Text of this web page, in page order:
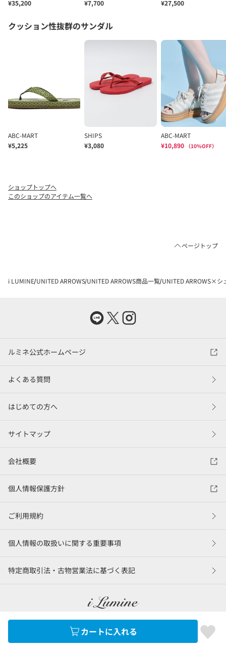
カートに入れる
ショップトップへ
このショップのアイテム一覧へ
ページトップ
i LUMINE UNITED ARROWS UNITED ARROWS商品一覧 UNITED ARROWS×シ
ルミネ公式ホームページ
よくある質問
はじめての方へ
サイトマップ
会社概要
個人情報保護方針
ご利用規約
個人情報の取扱いに関する重要事項
特定商取引法・古物営業法に基づく表記
©LUMINE Co., Ltd.